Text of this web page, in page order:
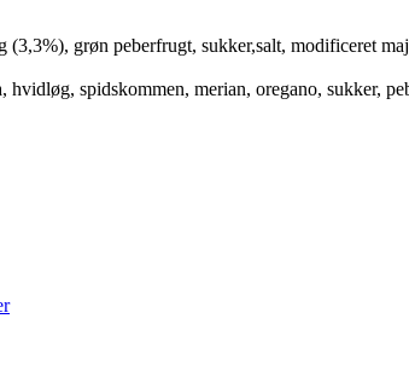
grøn peberfrugt, sukker,salt, modificeret
spidskommen, merian, oregano, sukker,